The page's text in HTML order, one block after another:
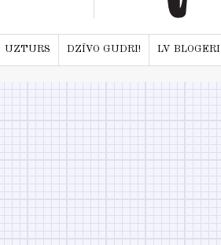
UZTURS DZĪVO GUDRI! LV BLOGERI